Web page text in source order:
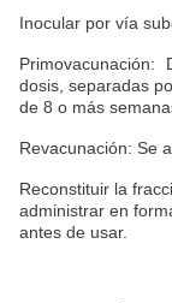
Inocular por vía
dosis, separadas
de 8 o más
Revacunación: Se
Reconstituir la
administrar en
antes de usar.